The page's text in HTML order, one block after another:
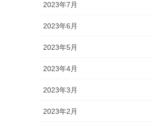
2023年7月
2023年6月
2023年5月
2023年4月
2023年3月
2023年2月